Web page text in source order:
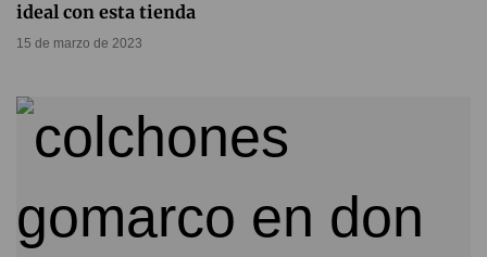
ideal con esta tienda
15 de marzo de 2023